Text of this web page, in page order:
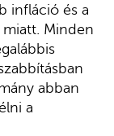
infláció és a
miatt. Minden
abban
a